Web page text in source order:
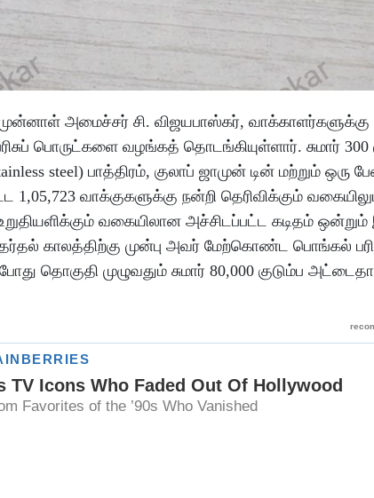
அமைச்சர் சி. விஜயபாஸ்கர், வாக்காளர்களுக்கு
பொருட்களை வழங்கத் தொடங்கியுள்ளார். சுமார் 300
steel) பாத்திரம், குலாப் ஜாமுன் டின் மற்றும் ஒரு
வாக்குகளுக்கு நன்றி தெரிவிக்கும்
வகையிலான அச்சிடப்பட்ட கடிதம் ஒன்றும்
காலத்திற்கு முன்பு அவர் மேற்கொண்ட பொங்கல்
தொகுதி முழுவதும் சுமார் 80,000 குடும்ப